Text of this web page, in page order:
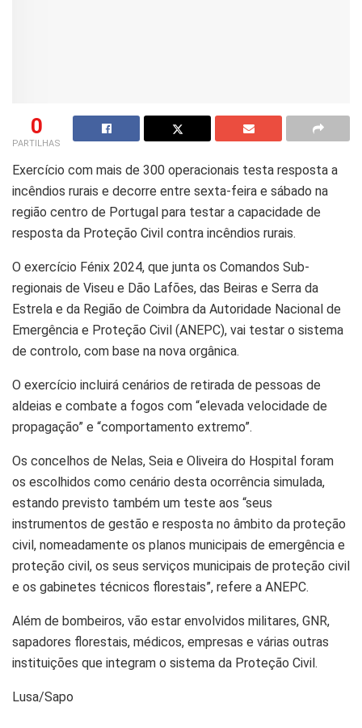
0
PARTILHAS
Exercício com mais de 300 operacionais testa resposta a
incêndios rurais e decorre entre sexta-feira e sábado na
região centro de Portugal para testar a capacidade de
resposta da Proteção Civil contra incêndios rurais.
O exercício Fénix 2024, que junta os Comandos Sub-
regionais de Viseu e Dão Lafões, das Beiras e Serra da
Estrela e da Região de Coimbra da Autoridade Nacional de
Emergência e Proteção Civil (ANEPC), vai testar o sistema
de controlo, com base na nova orgânica.
O exercício incluirá cenários de retirada de pessoas de
aldeias e combate a fogos com “elevada velocidade de
propagação” e “comportamento extremo”.
Os concelhos de Nelas, Seia e Oliveira do Hospital foram
os escolhidos como cenário desta ocorrência simulada,
estando previsto também um teste aos “seus
instrumentos de gestão e resposta no âmbito da proteção
civil, nomeadamente os planos municipais de emergência e
proteção civil, os seus serviços municipais de proteção civil
e os gabinetes técnicos florestais”, refere a ANEPC.
Além de bombeiros, vão estar envolvidos militares, GNR,
sapadores florestais, médicos, empresas e várias outras
instituições que integram o sistema da Proteção Civil.
Lusa/Sapo